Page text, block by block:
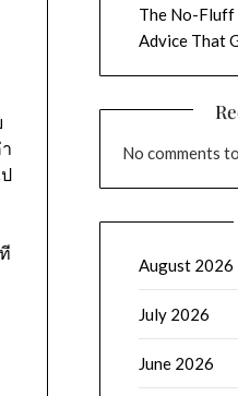
The No-
Advice That
No comments
August 2026
July 2026
June 2026